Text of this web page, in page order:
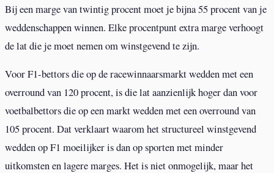
Bij een marge van twintig procent moet je bijna 55 procent van je
weddenschappen winnen. Elke procentpunt extra marge verhoogt
de lat die je moet nemen om winstgevend te zijn.
Voor F1-bettors die op de racewinnaarsmarkt wedden met een
overround van 120 procent, is die lat aanzienlijk hoger dan voor
voetbalbettors die op een markt wedden met een overround van
105 procent. Dat verklaart waarom het structureel winstgevend
wedden op F1 moeilijker is dan op sporten met minder
uitkomsten en lagere marges. Het is niet onmogelijk, maar het